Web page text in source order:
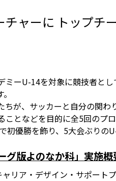
ャーに トップチ
ーU-14を対象に競技者と
が、サッカーと自分の関
となどを目的に全5回のプ
優勝を飾り、5大会ぶりの
グ版よのなか科」実施概
ア・デザイン・サポートプ